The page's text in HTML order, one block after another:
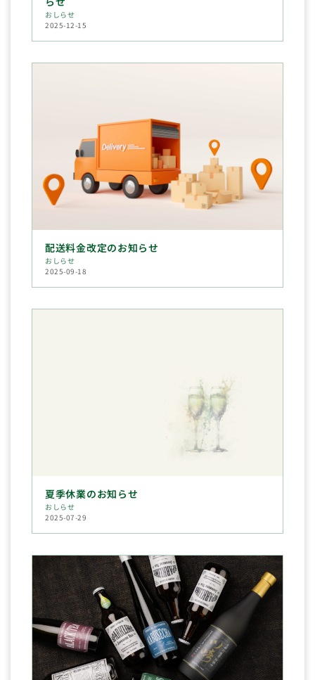
おしらせ
2025-12-15
配送料金改定のお知らせ
おしらせ
2025-09-18
夏季休業のお知らせ
おしらせ
2025-07-29